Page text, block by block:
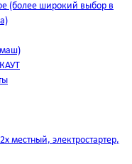
(более широкий выбор в
местный, электростартер,